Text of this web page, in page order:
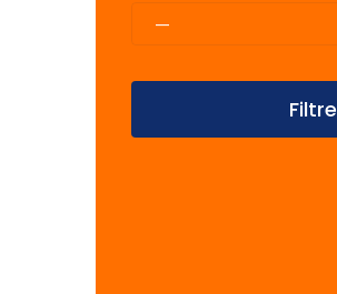
Filtre